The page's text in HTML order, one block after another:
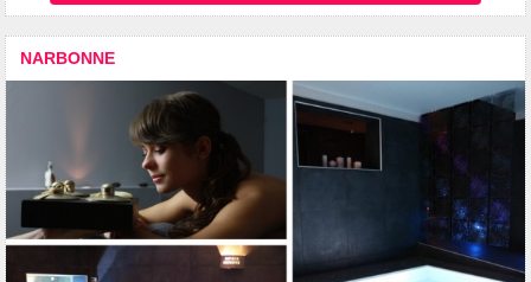
NARBONNE